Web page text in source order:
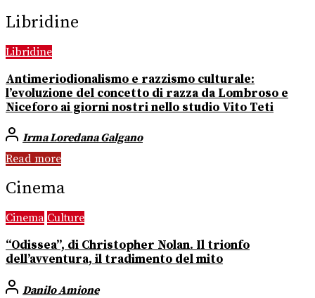
Libridine
Libridine
Antimeriodionalismo e razzismo culturale:
l’evoluzione del concetto di razza da Lombroso e
Niceforo ai giorni nostri nello studio Vito Teti
Irma Loredana Galgano
Read more
Cinema
Cinema Culture
“Odissea”, di Christopher Nolan. Il trionfo
dell’avventura, il tradimento del mito
Danilo Amione